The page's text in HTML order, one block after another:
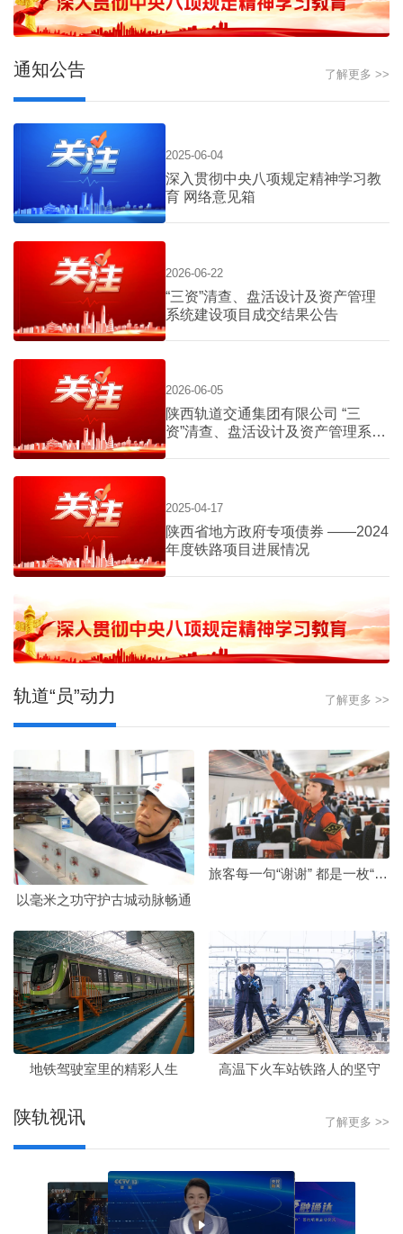
通知公告 了解更多 >>
2025-06-04
深入贯彻中央八项规定精神学习教
育 网络意见箱
2026-06-22
“三资”清查、盘活设计及资产管理
系统建设项目成交结果公告
2026-06-05
陕西轨道交通集团有限公司 “三
资”清查、盘活设计及资产管理系统
2025-04-17
陕西省地方政府专项债券 ——2024
年度铁路项目进展情况
轨道“员”动力 了解更多 >>
以毫米之功守护古城动脉畅通
旅客每一句“谢谢” 都是一枚“奖章”
地铁驾驶室里的精彩人生 高温下火车站铁路人的坚守
陕轨视讯 了解更多 >>